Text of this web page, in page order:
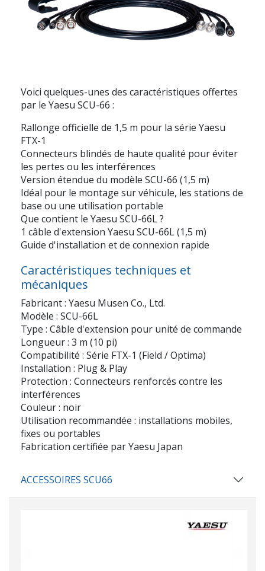
Voici quelques-unes des caractéristiques offertes
par le Yaesu SCU-66 :
Rallonge officielle de 1,5 m pour la série Yaesu
FTX-1
Connecteurs blindés de haute qualité pour éviter
les pertes ou les interférences
Version étendue du modèle SCU-66 (1,5 m)
Idéal pour le montage sur véhicule, les stations de
base ou une utilisation portable
Que contient le Yaesu SCU-66L ?
1 câble d'extension Yaesu SCU-66L (1,5 m)
Guide d'installation et de connexion rapide
Caractéristiques techniques et
mécaniques
Fabricant : Yaesu Musen Co., Ltd.
Modèle : SCU-66L
Type : Câble d'extension pour unité de commande
Longueur : 3 m (10 pi)
Compatibilité : Série FTX-1 (Field / Optima)
Installation : Plug & Play
Protection : Connecteurs renforcés contre les
interférences
Couleur : noir
Utilisation recommandée : installations mobiles,
fixes ou portables
Fabrication certifiée par Yaesu Japan
ACCESSOIRES SCU66